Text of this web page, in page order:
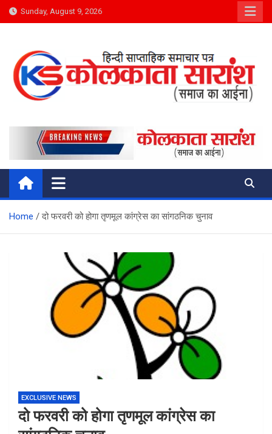
Skip
to
Sunday, August 9, 2026
Kolkata Saransh News
समाज का आईना
Home दो फरवरी को होगा तृणमूल कांग्रेस का सांगठनिक चुनाव
EXCLUSIVE NEWS
दो फरवरी को होगा तृणमूल कांग्रेस का